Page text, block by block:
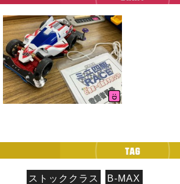
ストッククラス B-MAX